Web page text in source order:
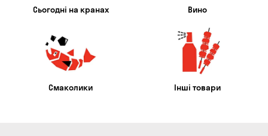
Сьогодні на кранах Вино
Смаколики Інші товари